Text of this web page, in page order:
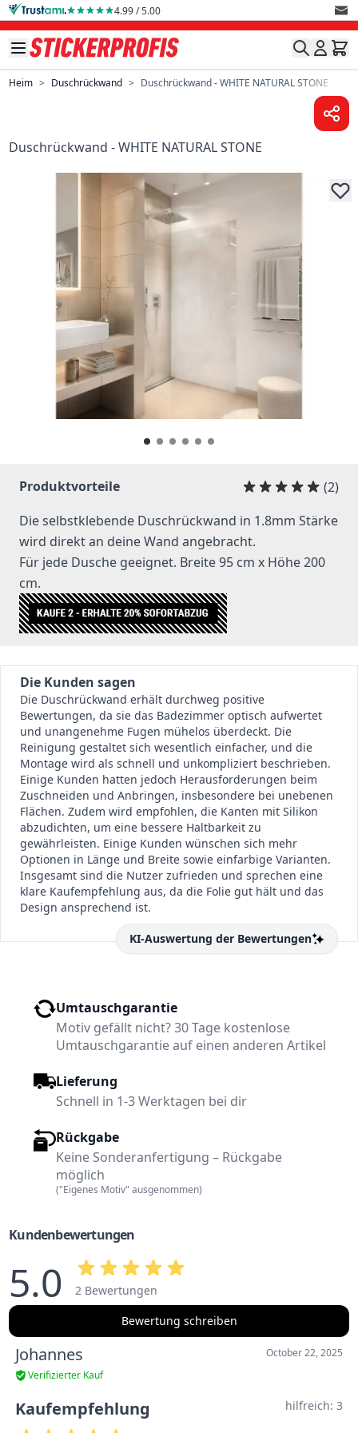
Direkt zum Inhalt 4.99 / 5.00
Heim > Duschrückwand > Duschrückwand - WHITE NATURAL STONE
Duschrückwand - WHITE NATURAL STONE
Produktvorteile
(2)
Die selbstklebende Duschrückwand in 1.8mm Stärke
wird direkt an deine Wand angebracht.
Für jede Dusche geeignet. Breite 95 cm x Höhe 200
cm.
Die Kunden sagen
Die Duschrückwand erhält durchweg positive
Bewertungen, da sie das Badezimmer optisch aufwertet
und unangenehme Fugen mühelos überdeckt. Die
Reinigung gestaltet sich wesentlich einfacher, und die
Montage wird als schnell und unkompliziert beschrieben.
Einige Kunden hatten jedoch Herausforderungen beim
Zuschneiden und Anbringen, insbesondere bei unebenen
Flächen. Zudem wird empfohlen, die Kanten mit Silikon
abzudichten, um eine bessere Haltbarkeit zu
gewährleisten. Einige Kunden wünschen sich mehr
Optionen in Länge und Breite sowie einfarbige Varianten.
Insgesamt sind die Nutzer zufrieden und sprechen eine
klare Kaufempfehlung aus, da die Folie gut hält und das
Design ansprechend ist.
KI-Auswertung der Bewertungen
Umtauschgarantie
Motiv gefällt nicht? 30 Tage kostenlose
Umtauschgarantie auf einen anderen Artikel
Lieferung
Schnell in 1-3 Werktagen bei dir
Rückgabe
Keine Sonderanfertigung – Rückgabe
möglich
("Eigenes Motiv" ausgenommen)
Kundenbewertungen
5.0
2 Bewertungen
Bewertung schreiben
Johannes
Verifizierter Kauf
October 22, 2025
Kaufempfehlung hilfreich: 3